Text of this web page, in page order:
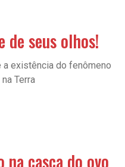
seus olhos!
a existência do fenômeno
Terra
na casca do ovo